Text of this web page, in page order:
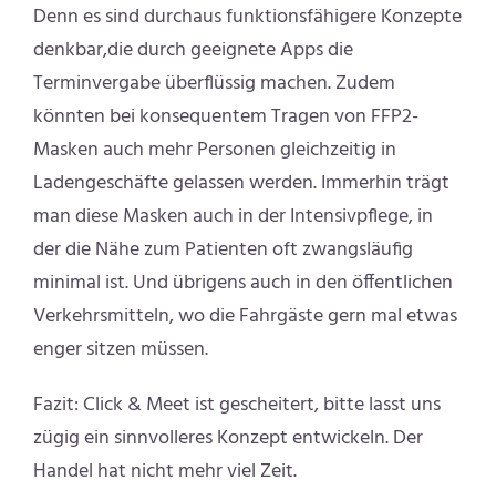
Denn es sind durchaus funktionsfähigere Konzepte
denkbar,die durch geeignete Apps die
Terminvergabe überflüssig machen. Zudem
könnten bei konsequentem Tragen von FFP2-
Masken auch mehr Personen gleichzeitig in
Ladengeschäfte gelassen werden. Immerhin trägt
man diese Masken auch in der Intensivpflege, in
der die Nähe zum Patienten oft zwangsläufig
minimal ist. Und übrigens auch in den öffentlichen
Verkehrsmitteln, wo die Fahrgäste gern mal etwas
enger sitzen müssen.
Fazit: Click & Meet ist gescheitert, bitte lasst uns
zügig ein sinnvolleres Konzept entwickeln. Der
Handel hat nicht mehr viel Zeit.